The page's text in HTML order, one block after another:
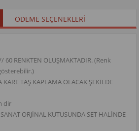
ÖDEME SEÇENEKLERI
60 RENKTEN OLUŞMAKTADIR. (Renk
KARE TAŞ KAPLAMA OLACAK ŞEKİLDE
dir
ORJİNAL KUTUSUNDA SET HALİNDE